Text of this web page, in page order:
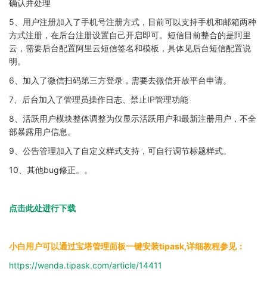
确认并处理
5、用户注册加入了手机号注册方式，目前可以支持手机和邮箱两种
方式注册，在后台注册设置自己开启即可。短信目前整合的是阿里
云，需要后台配置阿里云短信签名和模板，具体见后台短信配置说
明。
6、加入了微信扫码第三方登录，需要去微信开放平台申请。
7、后台加入了管理员操作日志、禁止IP管理功能
8、活跃用户模块整体调整为仅显示活跃用户和最新注册用户，不全
部暴露用户信息。
9、公告管理加入了自定义样式支持，可自行调节标题样式。
10、其他bug修正。。
点击此处进行下载
小白用户可以通过宝塔管理面板一键安装tipask,详细教程参见：
https://wenda.tipask.com/article/14411